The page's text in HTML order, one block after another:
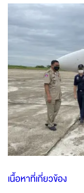
เนื้อหาที่เกี่ยวข้อง